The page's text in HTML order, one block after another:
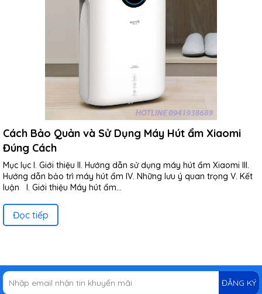
Cách Bảo Quản và Sử Dụng Máy Hút ẩm Xiaomi
Đúng Cách
Mục lục I. Giới thiệu II. Hướng dẫn sử dụng máy hút ẩm Xiaomi III.
Hướng dẫn bảo trì máy hút ẩm IV. Những lưu ý quan trọng V. Kết
luận I. Giới thiệu Máy hút ẩm...
Đọc tiếp
ĐĂNG KÝ